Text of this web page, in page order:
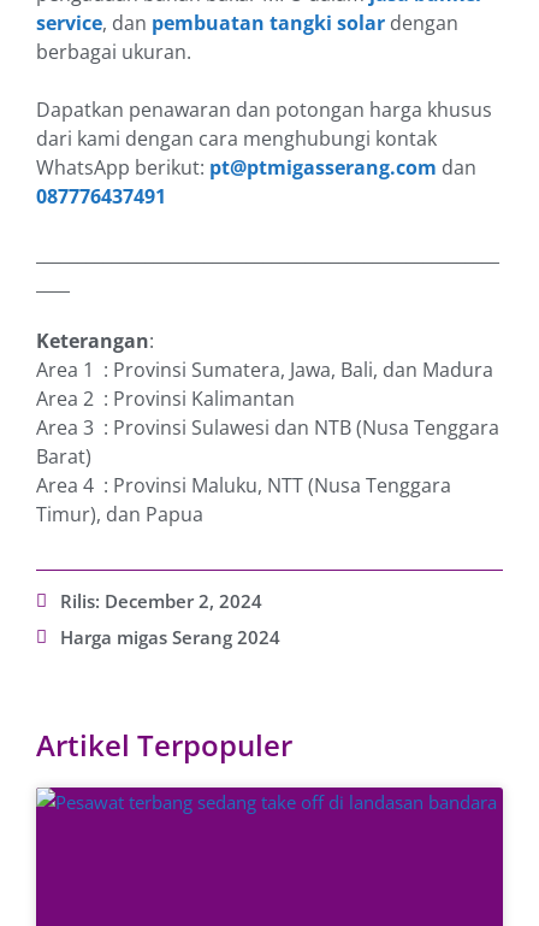
service, dan pembuatan tangki solar dengan
berbagai ukuran.
Dapatkan penawaran dan potongan harga khusus
dari kami dengan cara menghubungi kontak
WhatsApp berikut: pt@ptmigasserang.com dan
087776437491
Keterangan:
Area 1 : Provinsi Sumatera, Jawa, Bali, dan Madura
Area 2 : Provinsi Kalimantan
Area 3 : Provinsi Sulawesi dan NTB (Nusa Tenggara
Barat)
Area 4 : Provinsi Maluku, NTT (Nusa Tenggara
Timur), dan Papua
Rilis: December 2, 2024
Harga migas Serang 2024
Artikel Terpopuler